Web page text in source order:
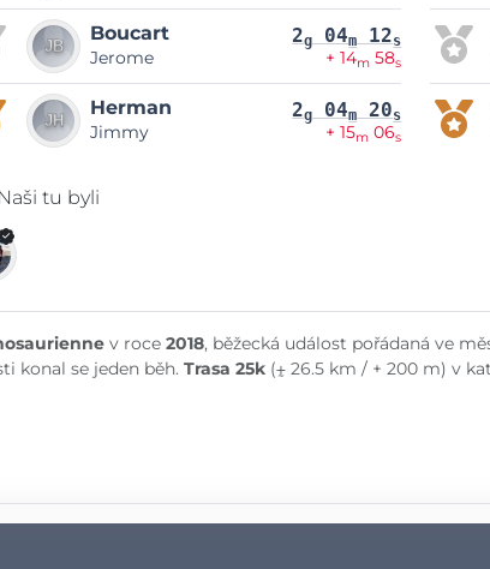
Boucart
Jerome
2g 04m 12s
+ 14m 58s
Herman
Jimmy
2g 04m 20s
+ 15m 06s
Naši tu byli
v roce 2018, běžecká událost pořádaná ve
konal se jeden běh. Trasa 25k(⨦ 26.5 km / + 200 m) v